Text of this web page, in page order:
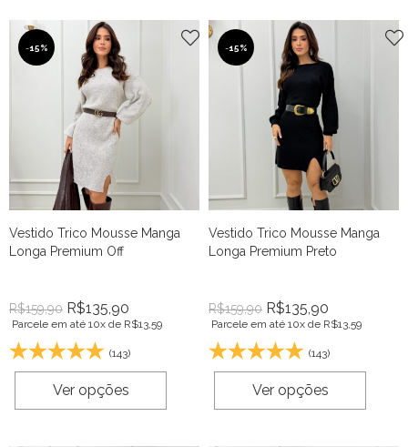
-15%
Vestido Trico Mousse Manga
Longa Premium Off
R$159,90 R$135,90
Parcele em até 10x de R$13,59
(143)
Ver opções
-15%
Vestido Trico Mousse Manga
Longa Premium Preto
R$159,90 R$135,90
Parcele em até 10x de R$13,59
(143)
Ver opções